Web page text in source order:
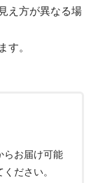
え方が異なる場
す。
らお届け可能
ださい。